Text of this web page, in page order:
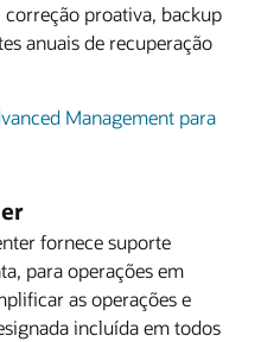
proativa, backup
anuais de recuperação
Management para
fornece suporte
para operações em
as operações e
incluída em todos